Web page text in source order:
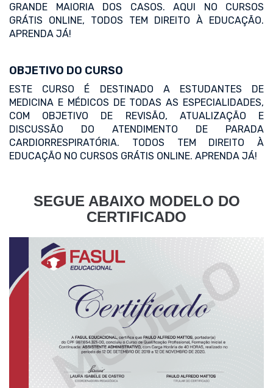
GRANDE MAIORIA DOS CASOS. AQUI NO CURSOS
GRÁTIS ONLINE, TODOS TEM DIREITO À EDUCAÇÃO.
APRENDA JÁ!
OBJETIVO DO CURSO
ESTE CURSO É DESTINADO A ESTUDANTES DE
MEDICINA E MÉDICOS DE TODAS AS ESPECIALIDADES,
COM OBJETIVO DE REVISÃO, ATUALIZAÇÃO E
DISCUSSÃO DO ATENDIMENTO DE PARADA
CARDIORRESPIRATÓRIA. TODOS TEM DIREITO À
EDUCAÇÃO NO CURSOS GRÁTIS ONLINE. APRENDA JÁ!
SEGUE ABAIXO MODELO DO
CERTIFICADO